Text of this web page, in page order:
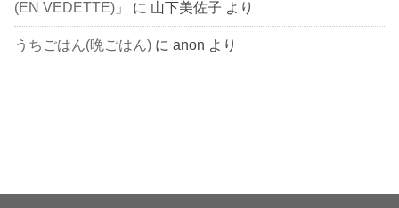
(EN VEDETTE)」
に 山下美佐子 より
うちごはん(晩ごはん) にanon より